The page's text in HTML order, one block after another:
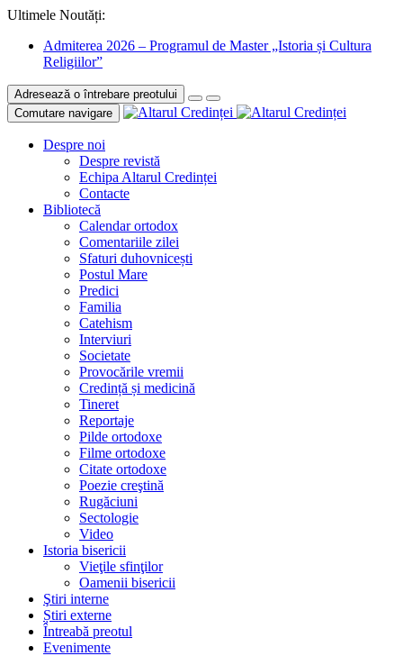
Ultimele Noutăți:
Admiterea 2026 – Programul de Master „Istoria și Cultura
Religiilor”
Adresează o întrebare preotului
Comutare navigare
Despre noi
Despre revistă
Echipa Altarul Credinței
Contacte
Bibliotecă
Calendar ortodox
Comentariile zilei
Sfaturi duhovnicești
Postul Mare
Predici
Familia
Catehism
Interviuri
Societate
Provocările vremii
Credință și medicină
Tineret
Reportaje
Pilde ortodoxe
Filme ortodoxe
Citate ortodoxe
Poezie creştină
Rugăciuni
Sectologie
Video
Istoria bisericii
Vieţile sfinţilor
Oamenii bisericii
Ştiri interne
Știri externe
Întreabă preotul
Evenimente